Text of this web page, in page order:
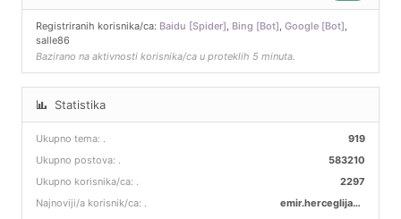
Registriranih korisnika/ca: Baidu [Spider], Bing [Bot], Google [Bot],
salle86
Bazirano na aktivnosti korisnika/ca u proteklih 5 minuta.
Statistika
Ukupno tema: 919
.
Ukupno postova:
583210
.
Ukupno korisnika/ca:
2297
.
Najnoviji/a korisnik/ca:
emir.herceglija00
.